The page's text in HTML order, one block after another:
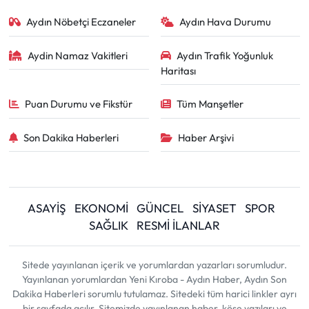
Aydın Nöbetçi Eczaneler Aydın Hava Durumu
Aydin Namaz Vakitleri
Aydın Trafik Yoğunluk
Haritası
Puan Durumu ve Fikstür Tüm Manşetler
Son Dakika Haberleri Haber Arşivi
ASAYİŞ EKONOMİ GÜNCEL SİYASET
SPOR
SAĞLIK
RESMİ İLANLAR
Sitede yayınlanan içerik ve yorumlardan yazarları sorumludur.
Yayınlanan yorumlardan Yeni Kıroba - Aydın Haber, Aydın Son
Dakika Haberleri sorumlu tutulamaz. Sitedeki tüm harici linkler ayrı